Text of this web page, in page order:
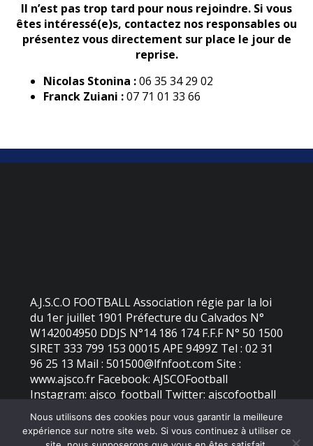
Il n’est pas trop tard pour nous rejoindre. Si vous
êtes intéressé(e)s, contactez nos responsables ou
présentez vous directement sur place le jour de
reprise.
Nicolas Stonina :06 35 34 29 02
Franck Zuiani :07 71 01 33 66
A.J.S.C.O FOOTBALL Association régie par la loi
du 1er juillet 1901 Préfecture du Calvados N°
W142004950 DDJS N°14 186 174 F.F.F N° 50 1500
SIRET 333 799 153 00015 APE 9499Z Tel : 02 31
96 25 13 Mail : 501500@lfnfoot.com Site :
www.ajsco.fr Facebook: AJSCOFootball
Instagram: ajsco_football Twitter: ajscofootball
2026 - AJS Colleville Ouistreham | Site internet réalisé par
Nous utilisons des cookies pour vous garantir la meilleure
expérience sur notre site web. Si vous continuez à utiliser ce